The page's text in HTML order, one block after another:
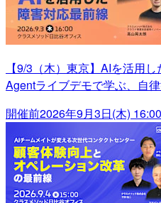
【9/3（木）東京】AIを活用
Agentライブデモで学ぶ、自
開催前2026年9月3日(木) 16:00